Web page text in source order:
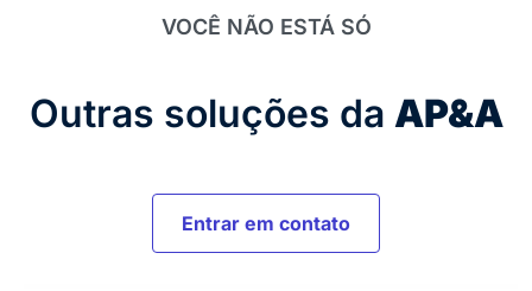
VOCÊ NÃO ESTÁ SÓ
Outras soluções da AP&A
Entrar em contato